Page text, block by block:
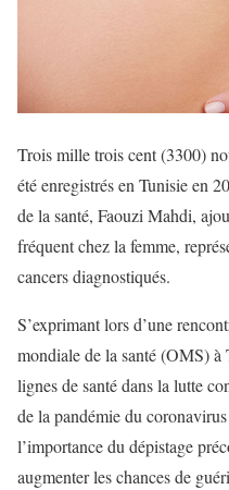
Trois mille trois cent (3300)
été enregistrés en Tunisie en
de la santé, Faouzi Mahdi,
fréquent chez la femme,
cancers diagnostiqués.
S’exprimant lors d’une
mondiale de la santé (OMS) à
lignes de santé dans la lutte
de la pandémie du
l’importance du dépistage
augmenter les chances de